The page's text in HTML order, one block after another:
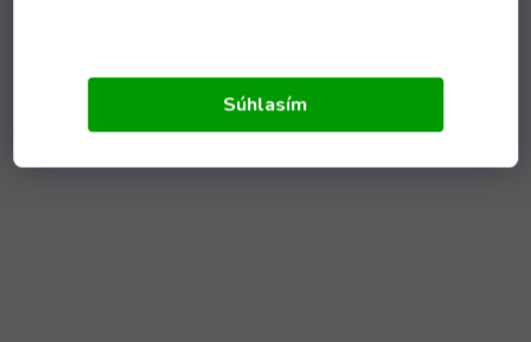
Súhlasím